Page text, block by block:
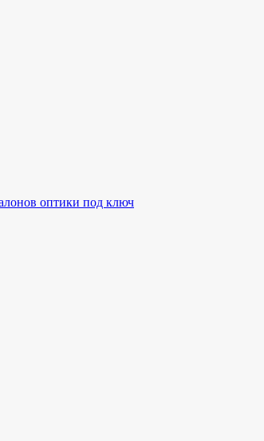
оптики под ключ